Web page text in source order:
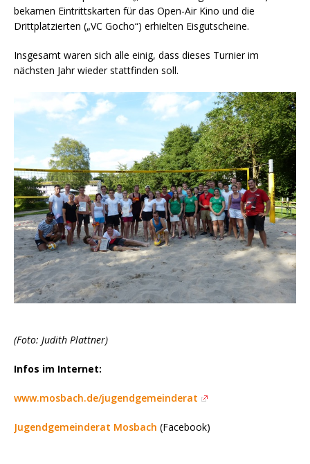
bekamen Eintrittskarten für das Open-Air Kino und die
Drittplatzierten („VC Gocho“) erhielten Eisgutscheine.
Insgesamt waren sich alle einig, dass dieses Turnier im
nächsten Jahr wieder stattfinden soll.
(Foto: Judith Plattner)
Infos im Internet:
www.mosbach.de/jugendgemeinderat
Jugendgemeinderat Mosbach (Facebook)